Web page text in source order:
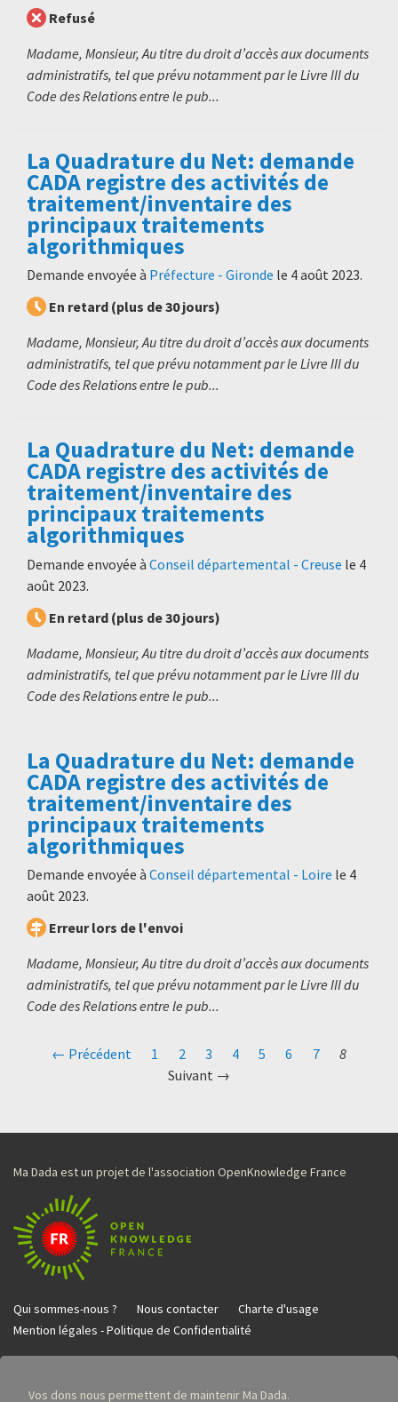
Refusé
Madame, Monsieur, Au titre du droit d’accès aux documents
administratifs, tel que prévu notamment par le Livre III du
Code des Relations entre le pub...
La Quadrature du Net: demande
CADA registre des activités de
traitement/inventaire des
principaux traitements
algorithmiques
Demande envoyée à Préfecture - Gironde le 4 août 2023.
En retard (plus de 30 jours)
Madame, Monsieur, Au titre du droit d’accès aux documents
administratifs, tel que prévu notamment par le Livre III du
Code des Relations entre le pub...
La Quadrature du Net: demande
CADA registre des activités de
traitement/inventaire des
principaux traitements
algorithmiques
Demande envoyée à Conseil départemental - Creuse le 4
août 2023.
En retard (plus de 30 jours)
Madame, Monsieur, Au titre du droit d’accès aux documents
administratifs, tel que prévu notamment par le Livre III du
Code des Relations entre le pub...
La Quadrature du Net: demande
CADA registre des activités de
traitement/inventaire des
principaux traitements
algorithmiques
Demande envoyée à Conseil départemental - Loire le 4
août 2023.
Erreur lors de l'envoi
Madame, Monsieur, Au titre du droit d’accès aux documents
administratifs, tel que prévu notamment par le Livre III du
Code des Relations entre le pub...
← Précédent 1 2 3 4 5 6 7
8
Suivant →
Ma Dada est un projet de l'association OpenKnowledge France
Qui sommes-nous ? Nous contacter
Charte d'usage
Mention légales - Politique de Confidentialité
Vos dons nous permettent de maintenir Ma Dada.